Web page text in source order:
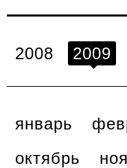
2008 2009
январь
октябрь